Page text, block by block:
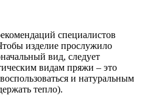
специалистов
изделие прослужило
вид, следует
видам пряжи – это
и натуральным
тепло).